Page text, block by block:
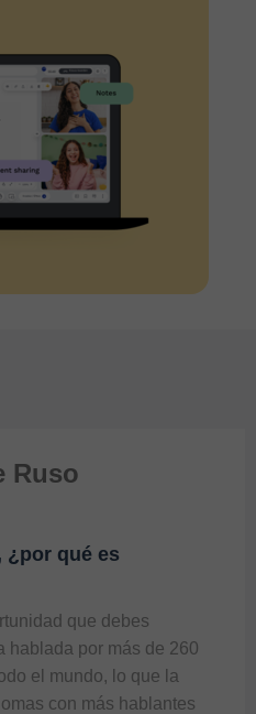
Ruso
¿por qué es
que debes
hablada por más de 260
el mundo, lo que la
con más hablantes